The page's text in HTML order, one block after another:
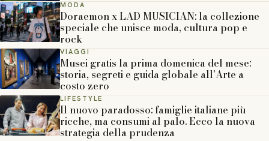
MODA
Doraemon x LAD MUSICIAN: la collezione
speciale che unisce moda, cultura pop e
rock
VIAGGI
Musei gratis la prima domenica del mese:
storia, segreti e guida globale all’Arte a
costo zero
LIFESTYLE
Il nuovo paradosso: famiglie italiane più
ricche, ma consumi al palo. Ecco la nuova
strategia della prudenza